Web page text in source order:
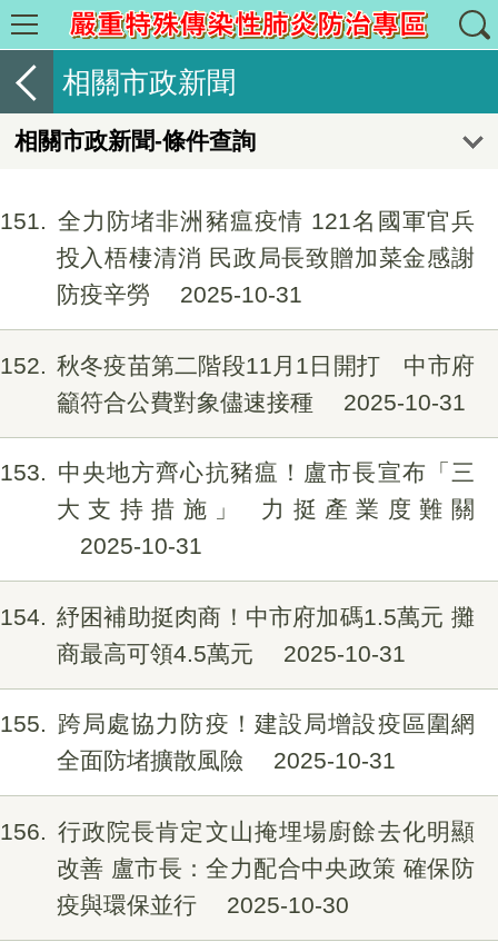
相關市政新聞
相關市政新聞-條件查詢
151
全力防堵非洲豬瘟疫情 121名國軍官兵
投入梧棲清消 民政局長致贈加菜金感謝
防疫辛勞
2025-10-31
152
秋冬疫苗第二階段11月1日開打 中市府
籲符合公費對象儘速接種
2025-10-31
153
中央地方齊心抗豬瘟！盧市長宣布「三
大支持措施」 力挺產業度難關
2025-10-31
154
紓困補助挺肉商！中市府加碼1.5萬元 攤
商最高可領4.5萬元
2025-10-31
155
跨局處協力防疫！建設局增設疫區圍網
全面防堵擴散風險
2025-10-31
156
行政院長肯定文山掩埋場廚餘去化明顯
改善 盧市長：全力配合中央政策 確保防
疫與環保並行
2025-10-30